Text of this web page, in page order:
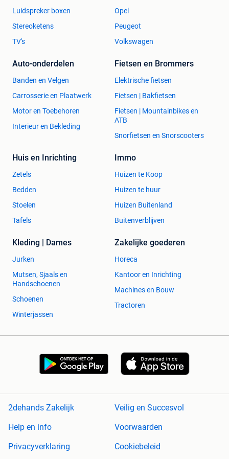
Luidspreker boxen
Stereoketens
TV's
Opel
Peugeot
Volkswagen
Auto-onderdelen
Banden en Velgen
Carrosserie en Plaatwerk
Motor en Toebehoren
Interieur en Bekleding
Fietsen en Brommers
Elektrische fietsen
Fietsen | Bakfietsen
Fietsen | Mountainbikes en
ATB
Snorfietsen en Snorscooters
Huis en Inrichting
Zetels
Bedden
Stoelen
Tafels
Immo
Huizen te Koop
Huizen te huur
Huizen Buitenland
Buitenverblijven
Kleding | Dames
Jurken
Mutsen, Sjaals en
Handschoenen
Schoenen
Winterjassen
Zakelijke goederen
Horeca
Kantoor en Inrichting
Machines en Bouw
Tractoren
2dehands Zakelijk
Veilig en Succesvol
Help en info
Voorwaarden
Privacyverklaring
Cookiebeleid